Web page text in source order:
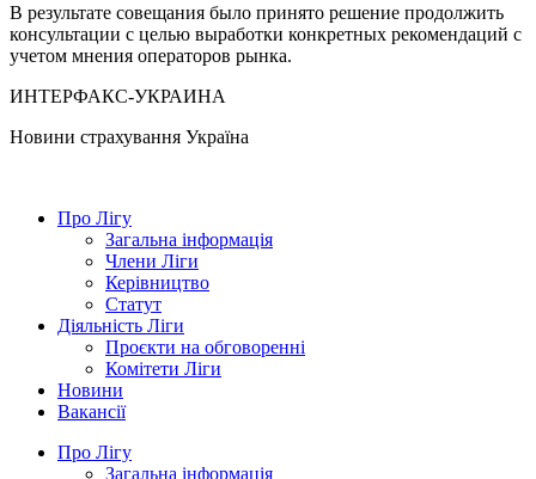
В результате совещания было принято решение продолжить
консультации с целью выработки конкретных рекомендаций с
учетом мнения операторов рынка.
ИНТЕРФАКС-УКРАИНА
Новини страхування Україна
Про Лігу
Загальна інформація
Члени Ліги
Керівництво
Статут
Діяльність Ліги
Проєкти на обговоренні
Комітети Ліги
Новини
Вакансії
Про Лігу
Загальна інформація